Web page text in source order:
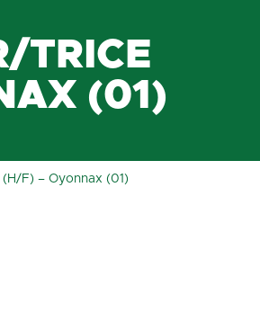
TRICE
(01)
F) – Oyonnax (01)